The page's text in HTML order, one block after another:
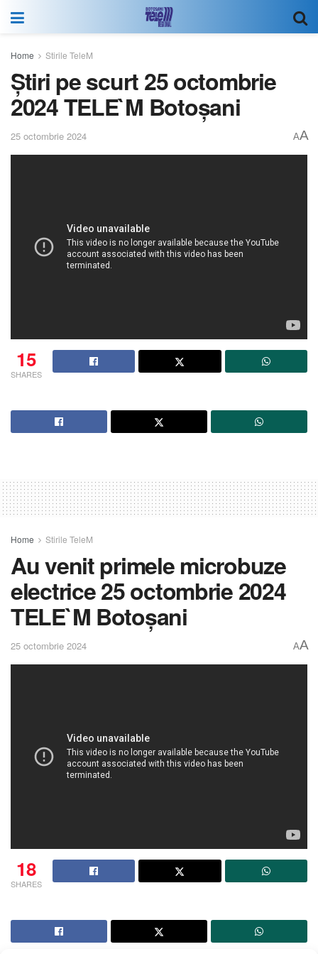
Home Stirile TeleM
Știri pe scurt 25 octombrie
2024 TELE`M Botoșani
25 octombrie 2024 AA
15
SHARES
Home Stirile TeleM
Au venit primele microbuze
electrice 25 octombrie 2024
TELE`M Botoșani
25 octombrie 2024 AA
18
SHARES